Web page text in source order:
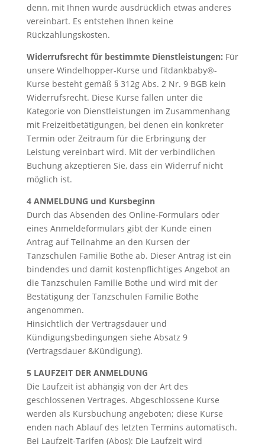
denn, mit Ihnen wurde ausdrücklich etwas anderes
vereinbart. Es entstehen Ihnen keine
Rückzahlungskosten.
Widerrufsrecht für bestimmte Dienstleistungen: Für
unsere Windelhopper-Kurse und fitdankbaby®-
Kurse besteht gemäß § 312g Abs. 2 Nr. 9 BGB kein
Widerrufsrecht. Diese Kurse fallen unter die
Kategorie von Dienstleistungen im Zusammenhang
mit Freizeitbetätigungen, bei denen ein konkreter
Termin oder Zeitraum für die Erbringung der
Leistung vereinbart wird. Mit der verbindlichen
Buchung akzeptieren Sie, dass ein Widerruf nicht
möglich ist.
4 ANMELDUNG und Kursbeginn
Durch das Absenden des Online-Formulars oder
eines Anmeldeformulars gibt der Kunde einen
Antrag auf Teilnahme an den Kursen der
Tanzschulen Familie Bothe ab. Dieser Antrag ist ein
bindendes und damit kostenpflichtiges Angebot an
die Tanzschulen Familie Bothe und wird mit der
Bestätigung der Tanzschulen Familie Bothe
angenommen.
Hinsichtlich der Vertragsdauer und
Kündigungsbedingungen siehe Absatz 9
(Vertragsdauer &Kündigung).
5 LAUFZEIT DER ANMELDUNG
Die Laufzeit ist abhängig von der Art des
geschlossenen Vertrages. Abgeschlossene Kurse
werden als Kursbuchung angeboten; diese Kurse
enden nach Ablauf des letzten Termins automatisch.
Bei Laufzeit-Tarifen (Abos): Die Laufzeit wird